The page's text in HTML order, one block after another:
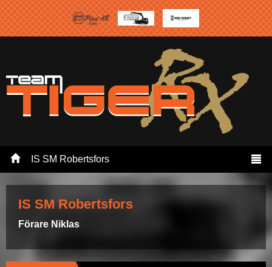
IS SM Robertsfors
IS SM Robertsfors
Förare Niklas